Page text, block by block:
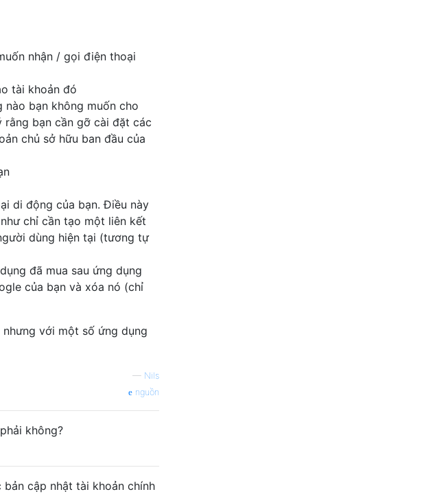
nhận / gọi điện thoại
tài khoản đó
bạn không muốn cho
bạn cần gỡ cài đặt các
chủ sở hữu ban đầu của
di động của bạn. Điều này
chỉ cần tạo một liên kết
dùng hiện tại (tương tự
đã mua sau ứng dụng
của bạn và xóa nó (chỉ
với một số ứng dụng
— Nils
nguồn
không?
cập nhật tài khoản chính